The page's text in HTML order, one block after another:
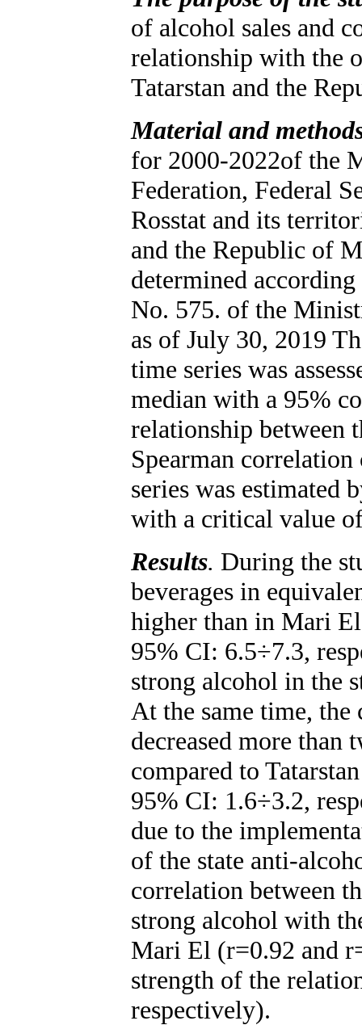
of alcohol sales and
relationship with the
Tatarstan and the
Material and
for 2000-2022of the
Federation, Federal
Rosstat and its
and the Republic of
determined
No. 575. of the
as of July 30, 2019
time series was
median with a 95%
relationship between
Spearman
series was estimated
with a critical value
Results. During the
beverages in
higher than in Mari
95% CI: 6.5÷7.3,
strong alcohol in the
At the same time,
decreased more
compared to
95% CI: 1.6÷3.2,
due to the
of the state anti-
correlation between
strong alcohol with
Mari El (r=0.92 and
strength of the
respectively).